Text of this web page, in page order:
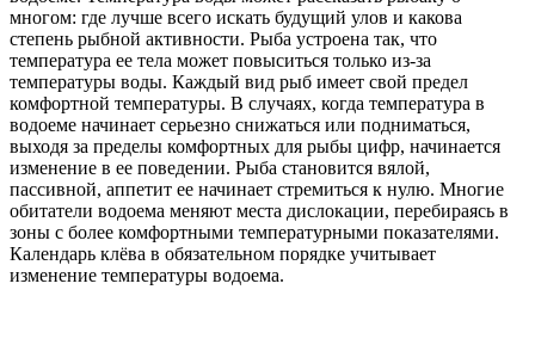
многом: где лучше всего искать будущий улов и какова
степень рыбной активности. Рыба устроена так, что
температура ее тела может повыситься только из-за
температуры воды. Каждый вид рыб имеет свой предел
комфортной температуры. В случаях, когда температура в
водоеме начинает серьезно снижаться или подниматься,
выходя за пределы комфортных для рыбы цифр, начинается
изменение в ее поведении. Рыба становится вялой,
пассивной, аппетит ее начинает стремиться к нулю. Многие
обитатели водоема меняют места дислокации, перебираясь в
зоны с более комфортными температурными показателями.
Календарь клёва в обязательном порядке учитывает
изменение температуры водоема.